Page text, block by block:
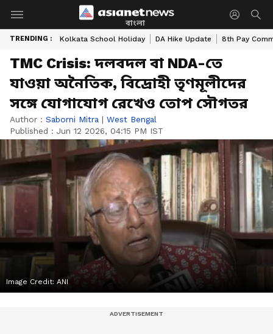
বাংলা
TRENDING : Kolkata School Holiday DA Hike Update 8th Pay
TMC Crisis: দলবদল বা NDA-তে
যাওয়া অনৈতিক, বিদ্রোহী তৃণমূলীদের
সঙ্গে যোগাযোগ রেখেও তোপ সৌগতর
Author : Saborni Mitra | West Bengal
Published : Jun 12 2026, 04:15 PM IST
Image Credit: ANI